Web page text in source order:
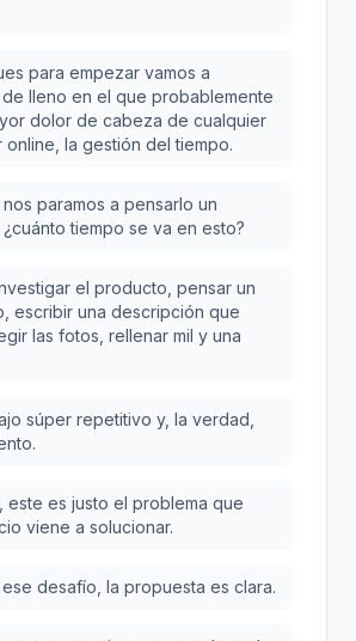
para empezar vamos a
lleno en el que probablemente
dolor de cabeza de cualquier
la gestión del tiempo.
nos paramos a pensarlo un
tiempo se va en esto?
el producto, pensar un
escribir una descripción que
las fotos, rellenar mil y una
súper repetitivo y, la verdad,
este es justo el problema que
viene a solucionar.
desafío, la propuesta es clara.